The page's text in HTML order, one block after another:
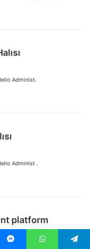
Administ.
Administ .
platform